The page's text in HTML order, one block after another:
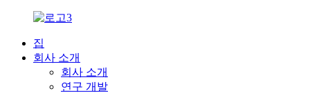
집
회사 소개
회사 소개
연구 개발